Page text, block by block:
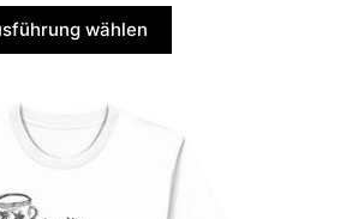
wählen
Produkt
weist
Varianten
Die